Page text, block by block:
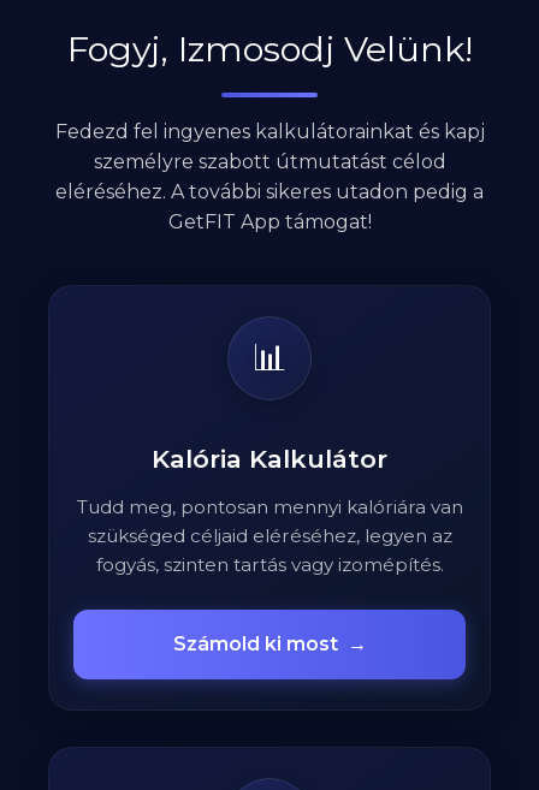
Fogyj, Izmosodj Velünk!
Fedezd fel ingyenes kalkulátorainkat és kapj
személyre szabott útmutatást célod
eléréséhez. A további sikeres utadon pedig a
GetFIT App támogat!
📊
Kalória Kalkulátor
Tudd meg, pontosan mennyi kalóriára van
szükséged céljaid eléréséhez, legyen az
fogyás, szinten tartás vagy izomépítés.
Számold ki most →